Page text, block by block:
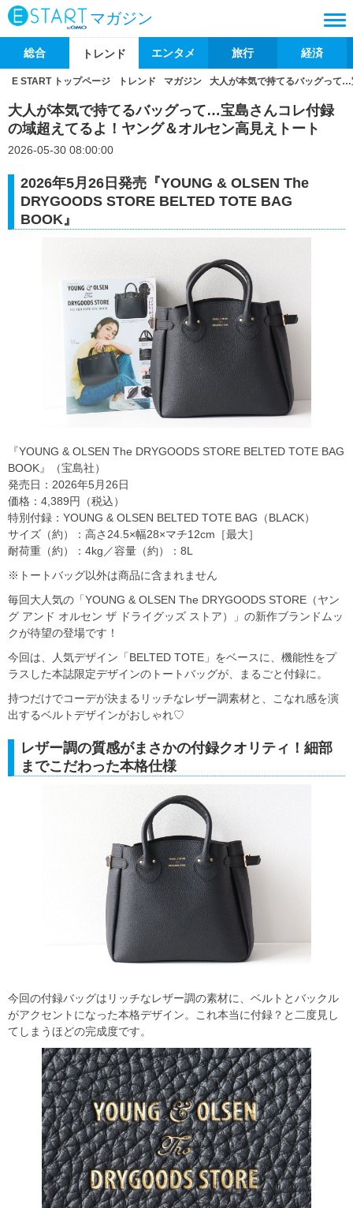
マガジン
総合 トレンド エンタメ 旅行 経済
E START トップページ トレンド マガジン 大人が本気で持てるバッグって
大人が本気で持てるバッグって…宝島さんコレ付録
の域超えてるよ！ヤング＆オルセン高見えトート
2026-05-30 08:00:00
2026年5月26日発売『YOUNG & OLSEN The
DRYGOODS STORE BELTED TOTE BAG
BOOK』
『YOUNG & OLSEN The DRYGOODS STORE BELTED TOTE BAG
BOOK』（宝島社）
発売日：2026年5月26日
価格：4,389円（税込）
特別付録：YOUNG & OLSEN BELTED TOTE BAG（BLACK）
サイズ（約）：高さ24.5×幅28×マチ12cm［最大］
耐荷重（約）：4kg／容量（約）：8L
※トートバッグ以外は商品に含まれません
毎回大人気の「YOUNG & OLSEN The DRYGOODS STORE（ヤン
グ アンド オルセン ザ ドライグッズ ストア）」の新作ブランドムッ
クが待望の登場です！
今回は、人気デザイン「BELTED TOTE」をベースに、機能性をプ
ラスした本誌限定デザインのトートバッグが、まるごと付録に。
持つだけでコーデが決まるリッチなレザー調素材と、こなれ感を演
出するベルトデザインがおしゃれ♡
レザー調の質感がまさかの付録クオリティ！細部
までこだわった本格仕様
今回の付録バッグはリッチなレザー調の素材に、ベルトとバックル
がアクセントになった本格デザイン。これ本当に付録？と二度見し
てしまうほどの完成度です。